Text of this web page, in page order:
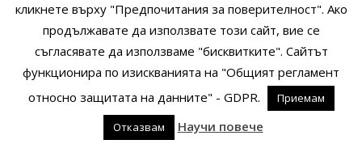
Copyright © 2014 - 2024 Zigifly.com — Developed by We Work With
You
кликнете върху "Предпочитания за поверителност". Ако
продължавате да използвате този сайт, вие се
съгласявате да използваме "бисквитките". Сайтът
функционира по изискванията на "Общият регламент
относно защитата на данните" - GDPR.
Приемам
Отказвам
Научи повече